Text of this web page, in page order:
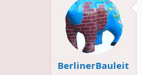
BerlinerBauleit